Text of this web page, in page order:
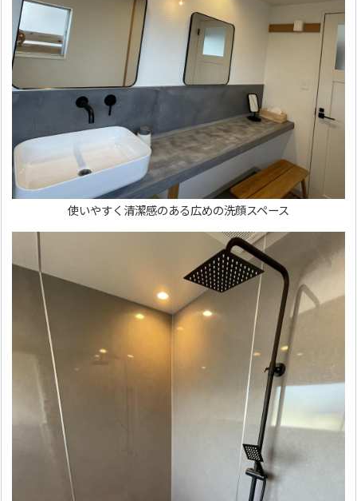
使いやすく清潔感のある広めの洗顔スペース